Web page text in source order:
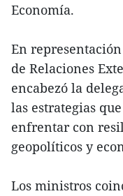
Economía.
En
de Relaciones
encabezó la
las estrategias
enfrentar con
geopolíticos y
Los ministros